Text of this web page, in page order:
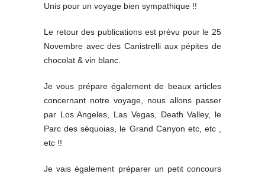
Unis pour un voyage bien sympathique !!
Le retour des publications est prévu pour le 25
Novembre avec des Canistrelli aux pépites de
chocolat & vin blanc.
Je vous prépare également de beaux articles
concernant notre voyage, nous allons passer
par Los Angeles, Las Vegas, Death Valley, le
Parc des séquoias, le Grand Canyon etc, etc ,
etc !!
Je vais également préparer un petit concours